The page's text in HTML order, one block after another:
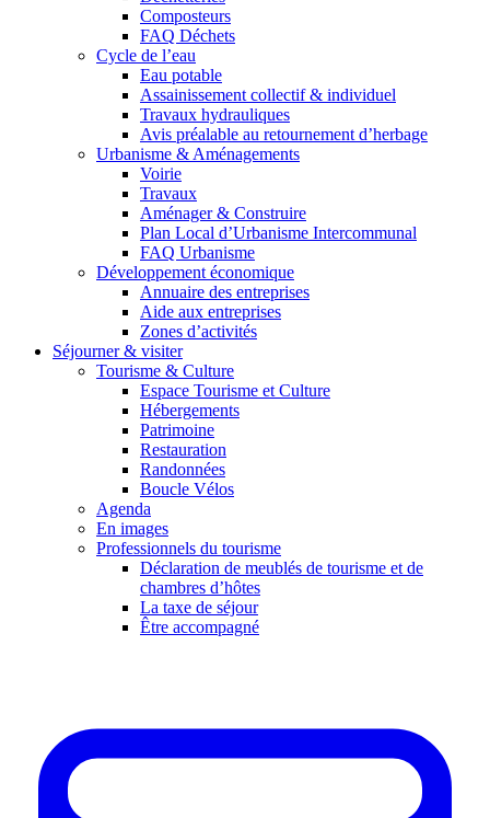
Composteurs
FAQ Déchets
Cycle de l’eau
Eau potable
Assainissement collectif & individuel
Travaux hydrauliques
Avis préalable au retournement d’herbage
Urbanisme & Aménagements
Voirie
Travaux
Aménager & Construire
Plan Local d’Urbanisme Intercommunal
FAQ Urbanisme
Développement économique
Annuaire des entreprises
Aide aux entreprises
Zones d’activités
Séjourner & visiter
Tourisme & Culture
Espace Tourisme et Culture
Hébergements
Patrimoine
Restauration
Randonnées
Boucle Vélos
Agenda
En images
Professionnels du tourisme
Déclaration de meublés de tourisme et de
chambres d’hôtes
La taxe de séjour
Être accompagné